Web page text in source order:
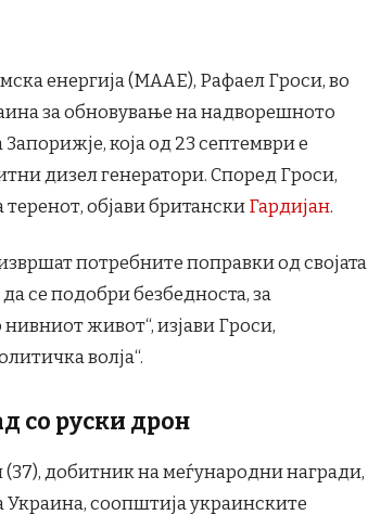
енергија (МААЕ), Рафаел Гроси, во
за обновување на надворешното
која од 23 септември е
дизел генератори. Според Гроси,
теренот, објави британски Гардијан.
потребните поправки од својата
се подобри безбедноста, за
живот“, изјави Гроси,
волја“.
со руски дрон
добитник на меѓународни награди,
соопштија украинските